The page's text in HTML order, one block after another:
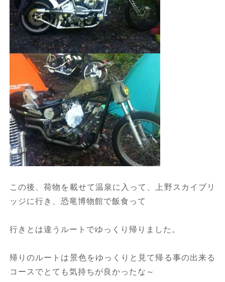
この後、荷物を載せて温泉に入って、上野スカイブリ
ッジに行き、恐竜博物館で飯食って
行きとは違うルートでゆっくり帰りました。
帰りのルートは景色をゆっくりと見て帰る事の出来る
コースでとても気持ちが良かったな～